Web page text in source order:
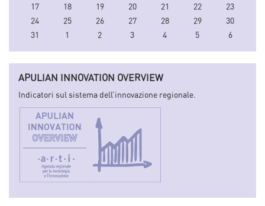
17
18 19 20 21 22
23
24
25 26 27 28 29
30
31
1 2 3 4 5 6
APULIAN INNOVATION OVERVIEW
Indicatori sul sistema dell’innovazione regionale.